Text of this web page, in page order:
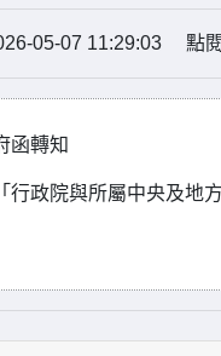
05-07 11:29:03 點閱
函轉知
行政院與所屬中央及地